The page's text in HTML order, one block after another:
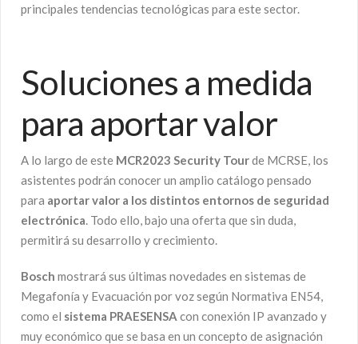
principales tendencias tecnológicas para este sector.
Soluciones a medida
para aportar valor
A lo largo de este MCR2023 Security Tourde MCRSE, los
asistentes podrán conocer un amplio catálogo pensado
para aportar valor a los distintos entornos de seguridad
electrónica. Todo ello, bajo una oferta que sin duda,
permitirá su desarrollo y crecimiento.
Bosch mostrará sus últimas novedades en sistemas de
Megafonía y Evacuación por voz según Normativa EN54,
como el sistema PRAESENSA con conexión IP avanzado y
muy económico que se basa en un concepto de asignación